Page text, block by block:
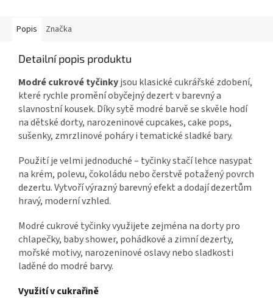
Popis Značka
Detailní popis produktu
Modré cukrové tyčinkyjsou klasické cukrářské zdobení,
které rychle promění obyčejný dezert v barevný a
slavnostní kousek. Díky sytě modré barvě se skvěle hodí
na dětské dorty, narozeninové cupcakes, cake pops,
sušenky, zmrzlinové poháry i tematické sladké bary.
Použití je velmi jednoduché – tyčinky stačí lehce nasypat
na krém, polevu, čokoládu nebo čerstvě potažený povrch
dezertu. Vytvoří výrazný barevný efekt a dodají dezertům
hravý, moderní vzhled.
Modré cukrové tyčinky využijete zejména na dorty pro
chlapečky, baby shower, pohádkové a zimní dezerty,
mořské motivy, narozeninové oslavy nebo sladkosti
laděné do modré barvy.
Využití v cukrařině